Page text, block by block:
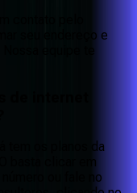
contato pelo
seu endereço e
equipe te
de internet
tem os planos da
basta clicar em
ou fale no